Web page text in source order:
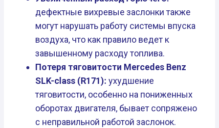
дефектные вихревые заслонки также
могут нарушать работу системы впуска
воздуха, что как правило ведет к
завышенному расходу топлива.
Потеря тяговитости Mercedes Benz
SLK-class (R171): ухудшение
тяговитости, особенно на пониженных
оборотах двигателя, бывает сопряжено
с неправильной работой заслонок.